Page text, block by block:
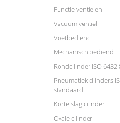
Functie ventielen
Vacuum ventiel
Voetbediend
Mechanisch bediend
Rondcilinder ISO 6432
Pneumatiek cilinders
standaard
Korte slag cilinder
Ovale cilinder